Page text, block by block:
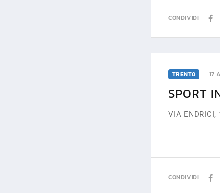
CONDIVIDI
TRENTO 17
SPORT
VIA ENDRICI,
CONDIVIDI